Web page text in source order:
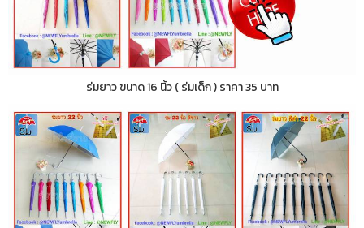
ร่มยาว ขนาด 16 นิ้ว ( ร่มเด็ก ) ราคา 35 บาท